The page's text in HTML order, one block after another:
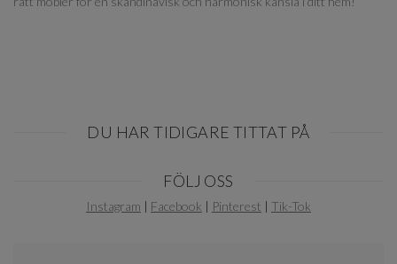
DU HAR TIDIGARE TITTAT PÅ
FÖLJ OSS
Instagram | Facebook | Pinterest | Tik-Tok